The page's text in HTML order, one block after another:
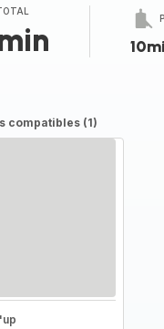
compatibles (1)